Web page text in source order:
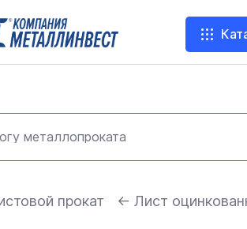
прокат ← Лист